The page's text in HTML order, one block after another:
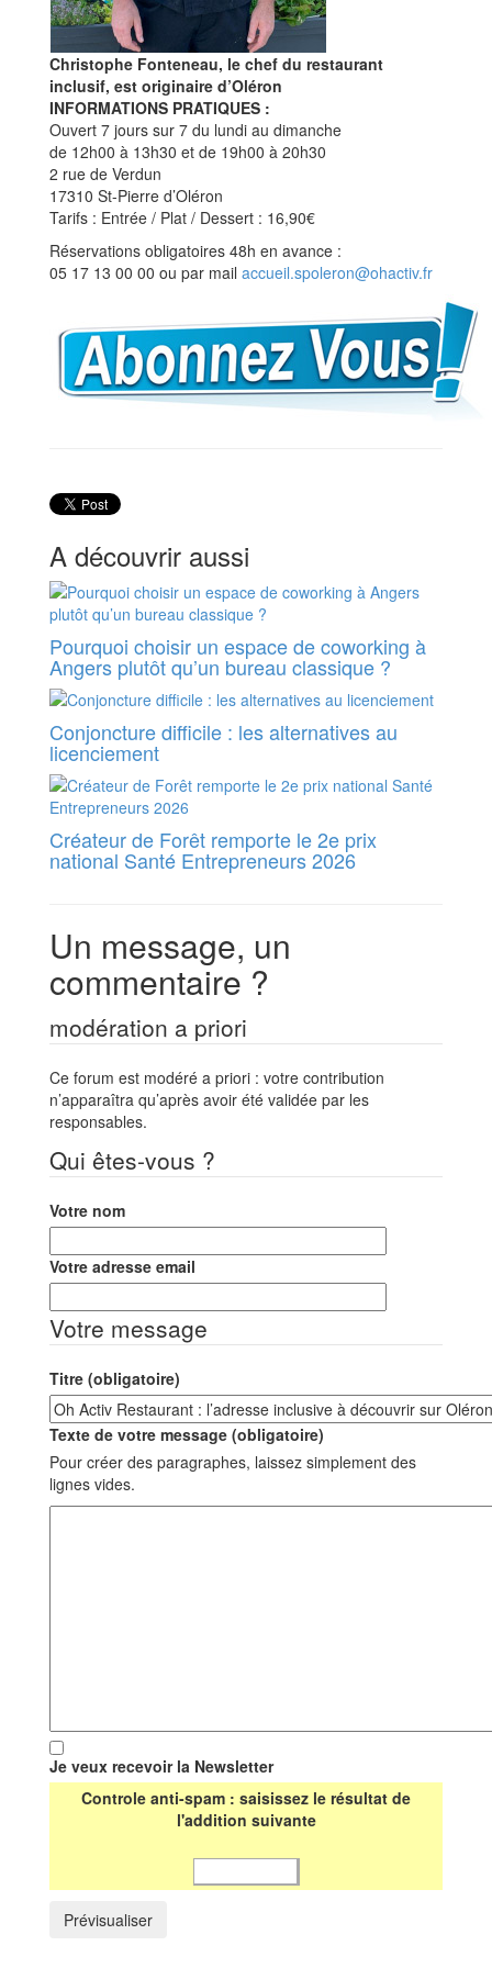
Christophe Fonteneau, le chef du restaurant
inclusif, est originaire d’Oléron
INFORMATIONS PRATIQUES :
Ouvert 7 jours sur 7 du lundi au dimanche
de 12h00 à 13h30 et de 19h00 à 20h30
2 rue de Verdun
17310 St-Pierre d’Oléron
Tarifs : Entrée / Plat / Dessert : 16,90€
Réservations obligatoires 48h en avance :
05 17 13 00 00 ou par mail accueil.spoleron@ohactiv.fr
A découvrir aussi
Pourquoi choisir un espace de coworking à
Angers plutôt qu’un bureau classique ?
Conjoncture difficile : les alternatives au
licenciement
Créateur de Forêt remporte le 2e prix
national Santé Entrepreneurs 2026
Un message, un
commentaire ?
modération a priori
Ce forum est modéré a priori : votre contribution
n’apparaîtra qu’après avoir été validée par les
responsables.
Qui êtes-vous ?
Votre nom
Votre adresse email
Votre message
Titre (obligatoire)
Texte de votre message (obligatoire)
Pour créer des paragraphes, laissez simplement des
lignes vides.
Je veux recevoir la Newsletter
Controle anti-spam : saisissez le résultat de
l'addition suivante